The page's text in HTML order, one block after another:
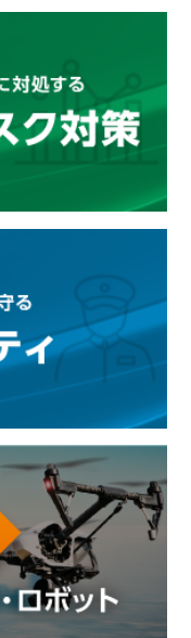
暖化の影響
s／JEF3の突
なしで保険
防災共生」
所」創設 CI